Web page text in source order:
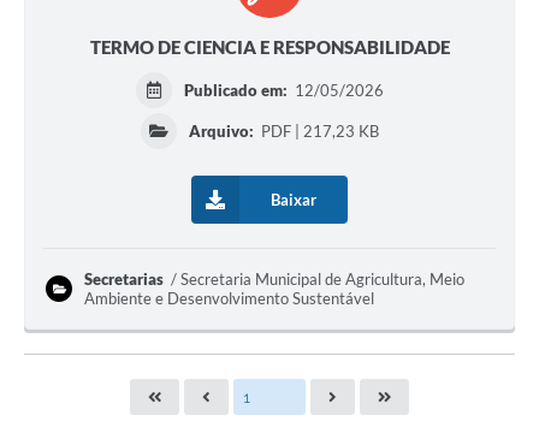
TERMO DE CIENCIA E RESPONSABILIDADE
Publicado em: 12/05/2026
Arquivo: PDF | 217,23 KB
Baixar
Secretarias
Secretaria Municipal de Agricultura, Meio
Ambiente e Desenvolvimento Sustentável